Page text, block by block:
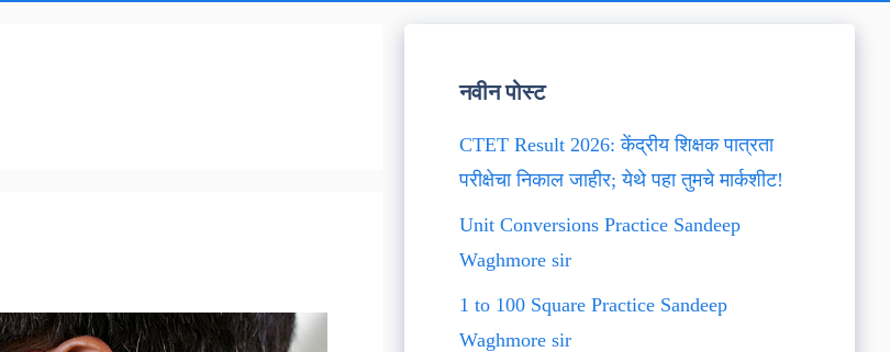
नवीन पोस्ट
CTET Result 2026: केंद्रीय शिक्षक पात्रता
परीक्षेचा निकाल जाहीर; येथे पहा तुमचे मार्कशीट!
Unit Conversions Practice Sandeep
Waghmore sir
1 to 100 Square Practice Sandeep
Waghmore sir